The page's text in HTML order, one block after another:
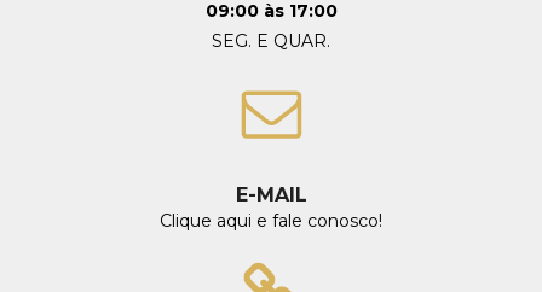
09:00 às 17:00
SEG. E QUAR.
E-MAIL
Clique aqui e fale conosco!